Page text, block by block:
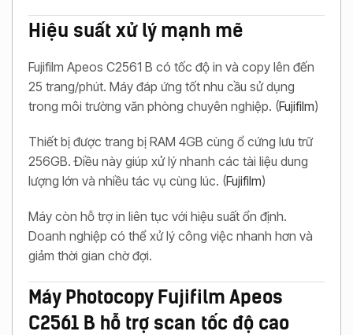
Hiệu suất xử lý mạnh mẽ
Fujifilm Apeos C2561 B có tốc độ in và copy lên đến
25 trang/phút. Máy đáp ứng tốt nhu cầu sử dụng
trong môi trường văn phòng chuyên nghiệp. (Fujifilm)
Thiết bị được trang bị RAM 4GB cùng ổ cứng lưu trữ
256GB. Điều này giúp xử lý nhanh các tài liệu dung
lượng lớn và nhiều tác vụ cùng lúc. (Fujifilm)
Máy còn hỗ trợ in liên tục với hiệu suất ổn định.
Doanh nghiệp có thể xử lý công việc nhanh hơn và
giảm thời gian chờ đợi.
Máy Photocopy Fujifilm Apeos
C2561 B hỗ trợ scan tốc độ cao